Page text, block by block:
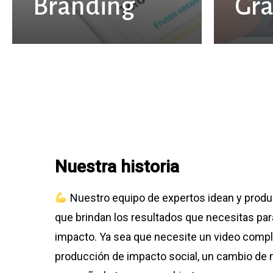
Branding
Nuestra historia
Nuestro equipo de expertos idean y
que brindan los resultados que necesitas
impacto. Ya sea que necesite un video
producción de impacto social, un cambio de